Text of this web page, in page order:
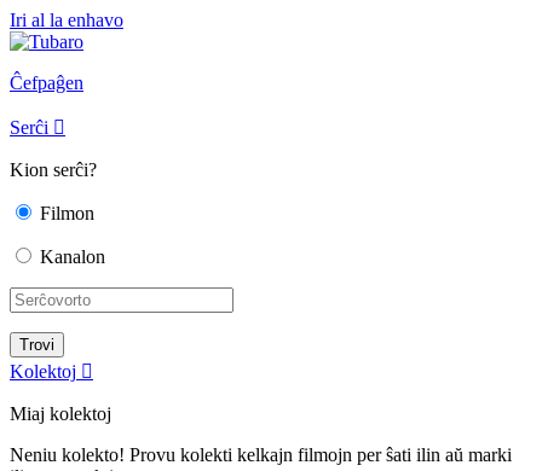
Iri al la enhavo
Ĉefpaĝen
Serĉi 
Kion serĉi?
Filmon
Kanalon
Kolektoj 
Miaj kolektoj
Neniu kolekto! Provu kolekti kelkajn filmojn per ŝati ilin aŭ marki